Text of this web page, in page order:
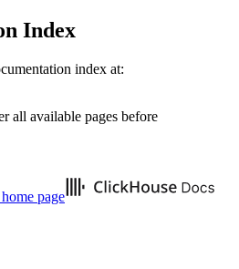
Index
index at:
all available pages before
home page